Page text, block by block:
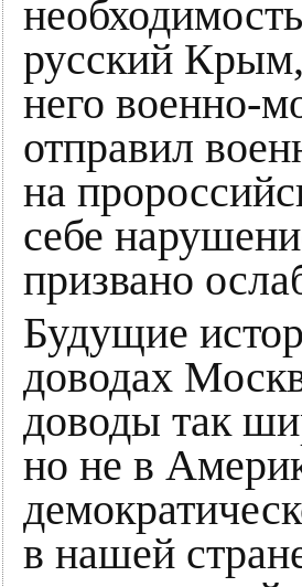
русский Крым,
него военно-
отправил
на
себе
призвано
Будущие
доводах
доводы так
но не в
в нашей